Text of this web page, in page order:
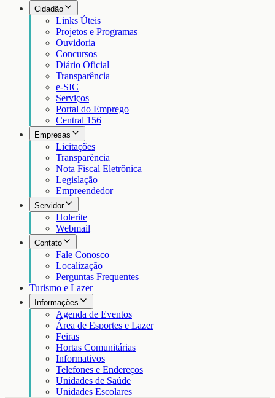
Cidadão
Links Úteis
Projetos e Programas
Ouvidoria
Concursos
Diário Oficial
Transparência
e-SIC
Serviços
Portal do Emprego
Central 156
Empresas
Licitações
Transparência
Nota Fiscal Eletrônica
Legislação
Empreendedor
Servidor
Holerite
Webmail
Contato
Fale Conosco
Localização
Perguntas Frequentes
Turismo e Lazer
Informações
Agenda de Eventos
Área de Esportes e Lazer
Feiras
Hortas Comunitárias
Informativos
Telefones e Endereços
Unidades de Saúde
Unidades Escolares